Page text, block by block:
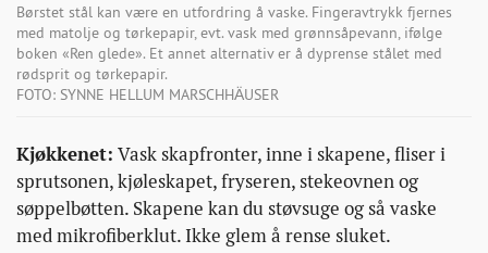
Børstet stål kan være en utfordring å vaske. Fingeravtrykk fjernes
med matolje og tørkepapir, evt. vask med grønnsåpevann, ifølge
boken «Ren glede». Et annet alternativ er å dyprense stålet med
rødsprit og tørkepapir.
FOTO: SYNNE HELLUM MARSCHHÄUSER
Kjøkkenet: Vask skapfronter, inne i skapene, fliser i
sprutsonen, kjøleskapet, fryseren, stekeovnen og
søppelbøtten. Skapene kan du støvsuge og så vaske
med mikrofiberklut. Ikke glem å rense sluket.